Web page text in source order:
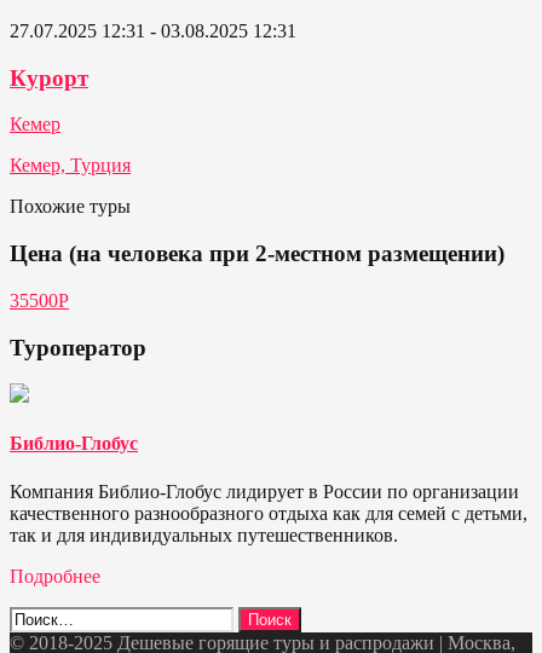
27.07.2025 12:31 - 03.08.2025 12:31
Курорт
Кемер
Кемер, Турция
Похожие туры
Цена (на человека при 2-местном размещении)
35500P
Туроператор
Библио-Глобус
Компания Библио-Глобус лидирует в России по организации
качественного разнообразного отдыха как для семей с детьми,
так и для индивидуальных путешественников.
Подробнее
Найти:
© 2018-2025 Дешевые горящие туры и распродажи | Москва,